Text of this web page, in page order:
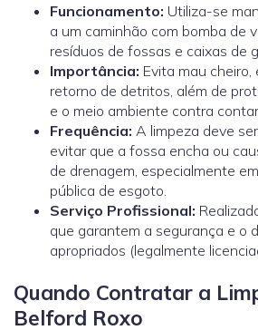
Funcionamento: Utiliza-se
a um caminhão com bomba de
resíduos de fossas e caixas de
Importância: Evita mau
retorno de detritos, além de
e o meio ambiente contra
Frequência: A limpeza deve
evitar que a fossa encha ou
de drenagem, especialmente
pública de esgoto.
Serviço Profissional:
que garantem a segurança e o
apropriados (legalmente
Quando Contratar a
Belford Roxo